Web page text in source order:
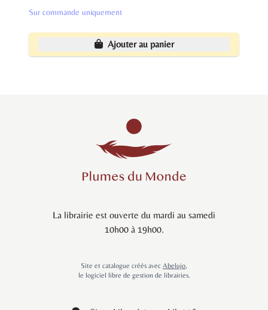
Sur commande uniquement
Ajouter au panier
La librairie est ouverte du mardi au samedi
10h00 à 19h00.
Site et catalogue créés avec Abelujo,
le logiciel libre de gestion de librairies.